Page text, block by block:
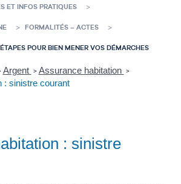
ET INFOS PRATIQUES
FORMALITÉS – ACTES
POUR BIEN MENER VOS DÉMARCHES
Argent > Assurance habitation >
: sinistre courant
: sinistre